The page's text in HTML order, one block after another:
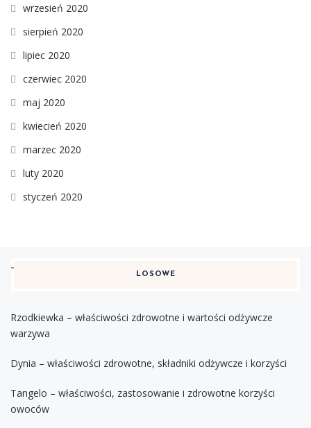
wrzesień 2020
sierpień 2020
lipiec 2020
czerwiec 2020
maj 2020
kwiecień 2020
marzec 2020
luty 2020
styczeń 2020
LOSOWE
Rzodkiewka – właściwości zdrowotne i wartości odżywcze
warzywa
Dynia – właściwości zdrowotne, składniki odżywcze i korzyści
Tangelo – właściwości, zastosowanie i zdrowotne korzyści
owoców